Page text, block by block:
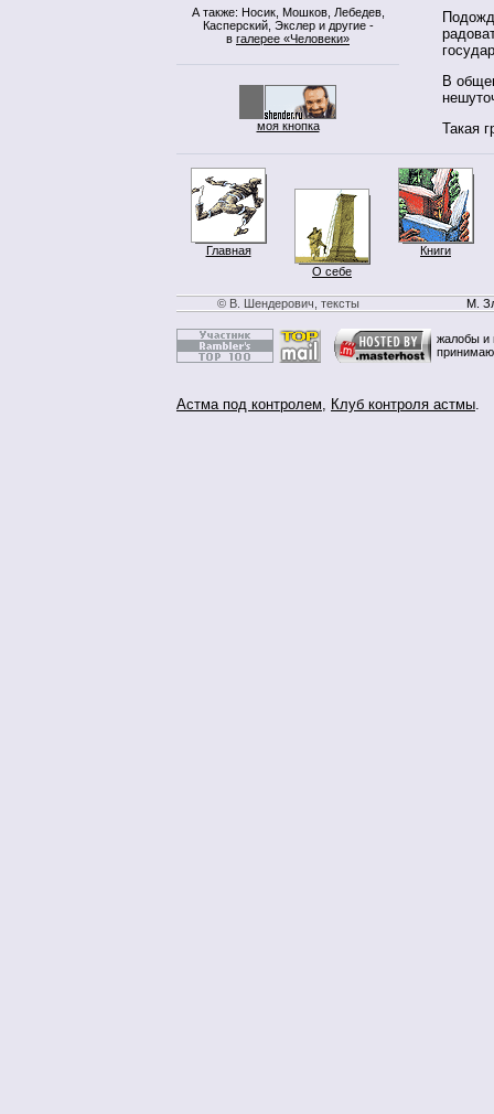
А также: Носик, Мошков, Лебедев,
Касперский, Экслер и другие -
в галерее «Человеки»
моя кнопка
В
Такая
Главная
О себе
Книги
© В. Шендерович, тексты М.
жалобы и
Астма под контролем, Клуб контроля астмы.